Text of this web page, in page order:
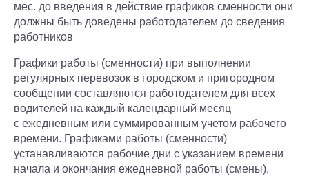
мес. до введения в действие графиков сменности они
должны быть доведены работодателем до сведения
работников
Графики работы (сменности) при выполнении
регулярных перевозок в городском и пригородном
сообщении составляются работодателем для всех
водителей на каждый календарный месяц
с ежедневным или суммированным учетом рабочего
времени. Графиками работы (сменности)
устанавливаются рабочие дни с указанием времени
начала и окончания ежедневной работы (смены),